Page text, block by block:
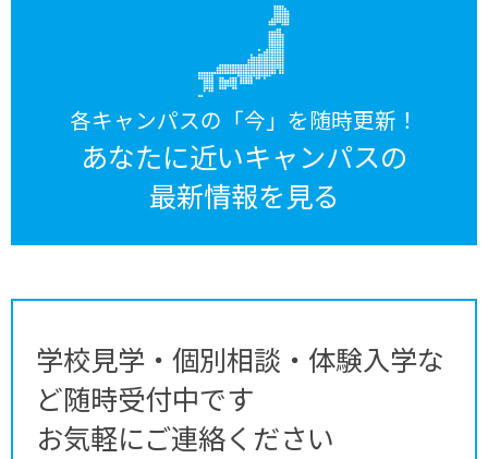
各キャンパスの「今」を随時更新！
あなたに近いキャンパスの
最新情報を見る
学校見学・個別相談・体験入学な
ど随時受付中です
お気軽にご連絡ください